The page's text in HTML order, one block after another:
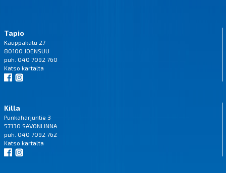
Tapio
Kauppakatu 27
80100 JOENSUU
puh. 040 7092 760
Katso kartalta
Killa
Punkaharjuntie 3
57130 SAVONLINNA
puh. 040 7092 762
Katso kartalta